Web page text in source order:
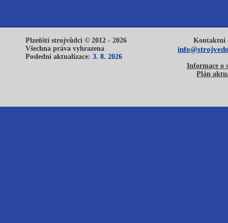
Plzeňští strojvůdci © 2012 - 2026
Všechna práva vyhrazena
Poslední aktualizace: 3. 8. 2026
Kontaktní
Informace o
Plán